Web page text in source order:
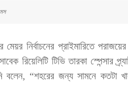
মেয়র নির্বাচনের প্রাইমারিতে
রিয়েলিটি টিভি তারকা স্পেন্সার
বলেন, “শহরের জন্য সামনে কতটা